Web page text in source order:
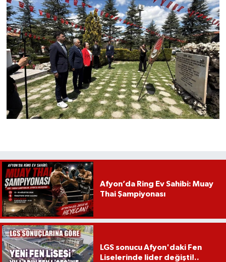
Afyon’da Ring Ev Sahibi: Muay
Thai Şampiyonası
LGS sonucu Afyon'daki Fen
Liselerinde lider değişti!..